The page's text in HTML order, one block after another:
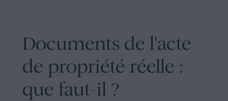
Documents de l'acte
de propriété réelle :
que faut-il ?